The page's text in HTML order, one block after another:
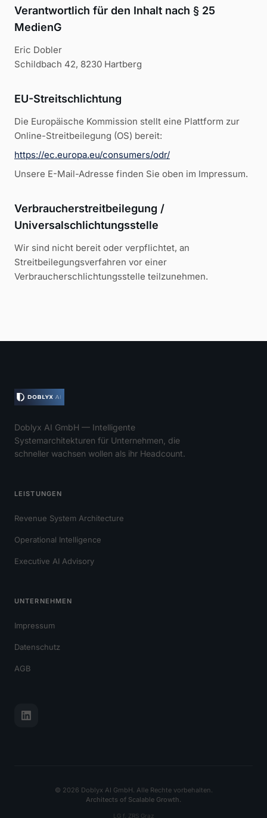
Verantwortlich für den Inhalt nach § 25
MedienG
Eric Dobler
Schildbach 42, 8230 Hartberg
EU-Streitschlichtung
Die Europäische Kommission stellt eine Plattform zur
Online-Streitbeilegung (OS) bereit:
https://ec.europa.eu/consumers/odr/
Unsere E-Mail-Adresse finden Sie oben im Impressum.
Verbraucherstreitbeilegung /
Universalschlichtungsstelle
Wir sind nicht bereit oder verpflichtet, an
Streitbeilegungsverfahren vor einer
Verbraucherschlichtungsstelle teilzunehmen.
Doblyx AI GmbH — Intelligente
Systemarchitekturen für Unternehmen, die
schneller wachsen wollen als ihr Headcount.
LEISTUNGEN
Revenue System Architecture
Operational Intelligence
Executive AI Advisory
UNTERNEHMEN
Impressum
Datenschutz
AGB
© 2026 Doblyx AI GmbH. Alle Rechte vorbehalten.
Architects of Scalable Growth.
LG f. ZRS Graz